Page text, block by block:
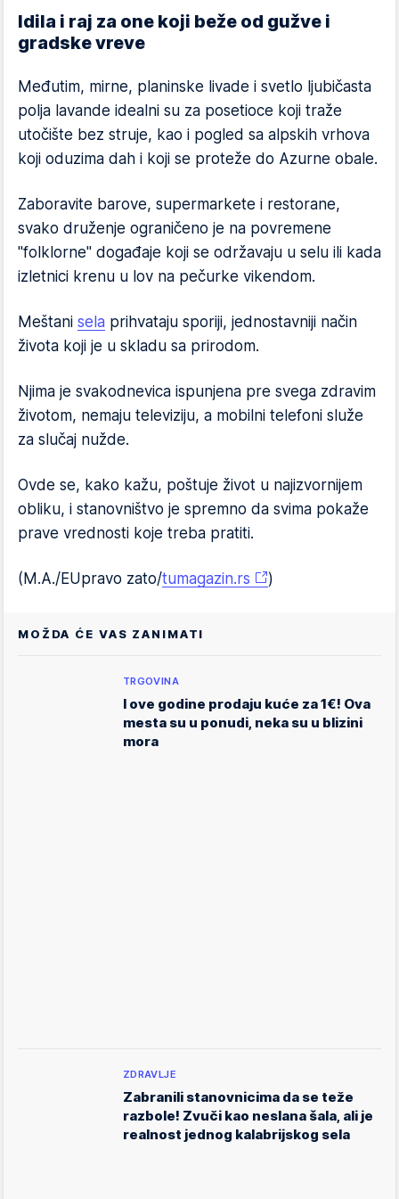
Idila i raj za one koji beže od gužve i
gradske vreve
Međutim, mirne, planinske livade i svetlo ljubičasta
polja lavande idealni su za posetioce koji traže
utočište bez struje, kao i pogled sa alpskih vrhova
koji oduzima dah i koji se proteže do Azurne obale.
Zaboravite barove, supermarkete i restorane,
svako druženje ograničeno je na povremene
"folklorne" događaje koji se održavaju u selu ili kada
izletnici krenu u lov na pečurke vikendom.
Meštani sela prihvataju sporiji, jednostavniji način
života koji je u skladu sa prirodom.
Njima je svakodnevica ispunjena pre svega zdravim
životom, nemaju televiziju, a mobilni telefoni služe
za slučaj nužde.
Ovde se, kako kažu, poštuje život u najizvornijem
obliku, i stanovništvo je spremno da svima pokaže
prave vrednosti koje treba pratiti.
(M.A./EUpravo zato/tumagazin.rs )
MOŽDA ĆE VAS ZANIMATI
TRGOVINA
I ove godine prodaju kuće za 1€! Ova
mesta su u ponudi, neka su u blizini
mora
ZDRAVLJE
Zabranili stanovnicima da se teže
razbole! Zvuči kao neslana šala, ali je
realnost jednog kalabrijskog sela